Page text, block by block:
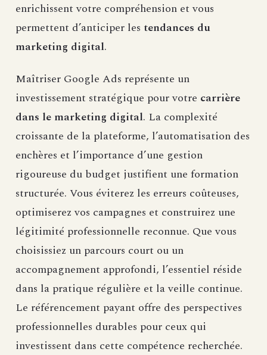
enrichissent votre compréhension et vous
permettent d’anticiper les tendances du
marketing digital.
Maîtriser Google Ads représente un
investissement stratégique pour votre carrière
dans le marketing digital. La complexité
croissante de la plateforme, l’automatisation des
enchères et l’importance d’une gestion
rigoureuse du budget justifient une formation
structurée. Vous éviterez les erreurs coûteuses,
optimiserez vos campagnes et construirez une
légitimité professionnelle reconnue. Que vous
choisissiez un parcours court ou un
accompagnement approfondi, l’essentiel réside
dans la pratique régulière et la veille continue.
Le référencement payant offre des perspectives
professionnelles durables pour ceux qui
investissent dans cette compétence recherchée.